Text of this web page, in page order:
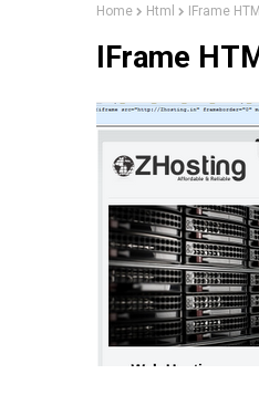
Home Html IFrame
IFrame